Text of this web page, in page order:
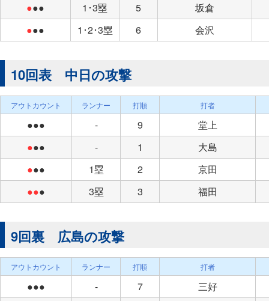
●●● 1･3塁 5
坂倉
●●● 1･2･3塁 6 会沢
10回表 中日の攻撃
アウトカウント ランナー 打順 打者
●●● - 9
堂上
●●● - 1
大島
●●● 1塁 2
京田
●●● 3塁 3 福田
9回裏 広島の攻撃
アウトカウント ランナー 打順 打者
●●● - 7
三好